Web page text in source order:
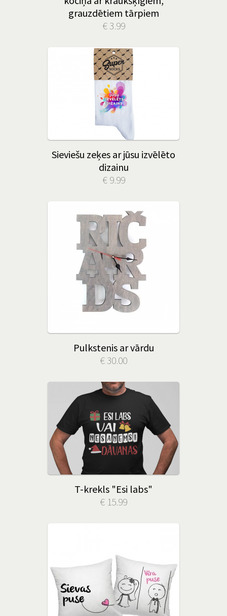
grauzdētiem tārpiem
€ 3.99
Sieviešu zeķes ar jūsu izvēlēto
dizainu
€ 9.99
Pulkstenis ar vārdu
€ 30.00
T-krekls "Esi labs"
€ 15.99